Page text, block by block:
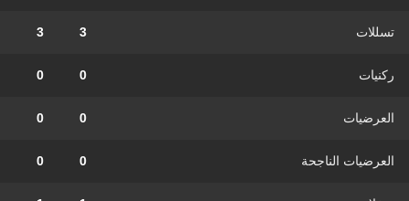
تسللات 3
3
ركنيات 0
0
العرضيات 0
0
العرضيات الناجحة 0
0